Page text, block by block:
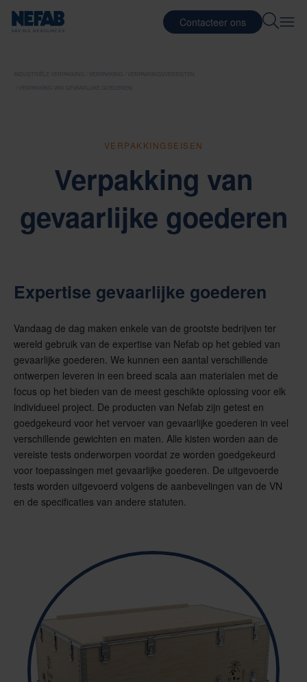
Contacteer ons
INDUSTRIËLE VERPAKKING VERPAKKING
VERPAKKINGSVEREISTEN
VERPAKKING VAN GEVAARLIJKE GOEDEREN
VERPAKKINGSEISEN
Verpakking van
gevaarlijke goederen
Expertise gevaarlijke goederen
Vandaag de dag maken enkele van de grootste bedrijven ter
wereld gebruik van de expertise van Nefab op het gebied van
gevaarlijke goederen. We kunnen een aantal verschillende
ontwerpen leveren in een breed scala aan materialen met de
focus op het bieden van de meest geschikte oplossing voor elk
individueel project. De producten van Nefab zijn getest en
goedgekeurd voor het vervoer van gevaarlijke goederen in veel
verschillende gewichten en maten. Alle kisten worden aan de
vereiste tests onderworpen voordat ze worden goedgekeurd
voor toepassingen met gevaarlijke goederen. De uitgevoerde
tests worden uitgevoerd volgens de aanbevelingen van de VN
en de specificaties van andere statuten.